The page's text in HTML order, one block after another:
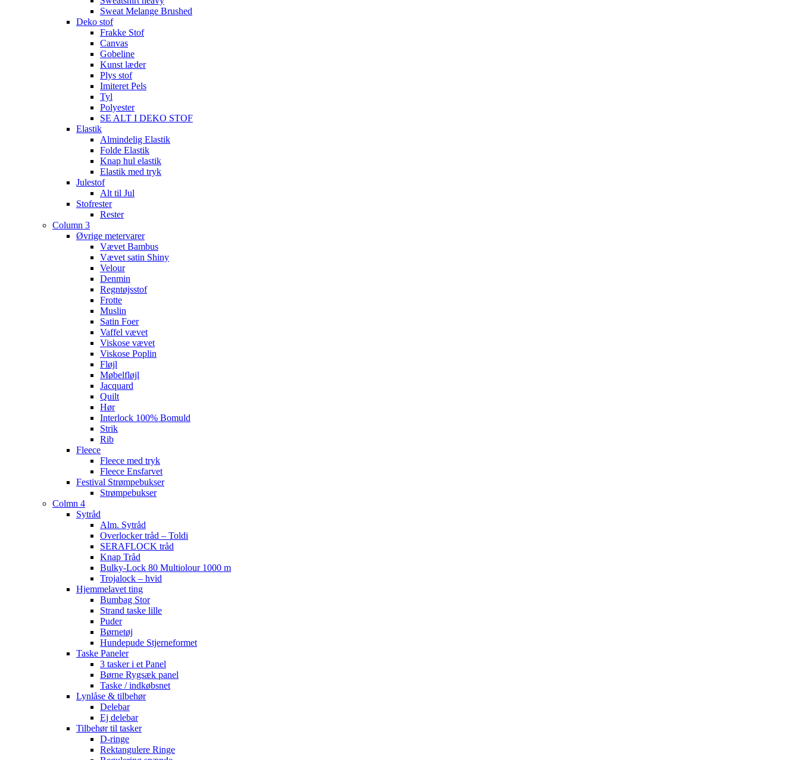
Sweat Melange Brushed
Deko stof
Frakke Stof
Canvas
Gobeline
Kunst læder
Plys stof
Imiteret Pels
Tyl
Polyester
SE ALT I DEKO STOF
Elastik
Almindelig Elastik
Folde Elastik
Knap hul elastik
Elastik med tryk
Julestof
Alt til Jul
Stofrester
Rester
Column 3
Øvrige metervarer
Vævet Bambus
Vævet satin Shiny
Velour
Denmin
Regntøjsstof
Frotte
Muslin
Satin Foer
Vaffel vævet
Viskose vævet
Viskose Poplin
Fløjl
Møbelfløjl
Jacquard
Quilt
Hør
Interlock 100% Bomuld
Strik
Rib
Fleece
Fleece med tryk
Fleece Ensfarvet
Festival Strømpebukser
Strømpebukser
Colmn 4
Sytråd
Alm. Sytråd
Overlocker tråd – Toldi
SERAFLOCK tråd
Knap Tråd
Bulky-Lock 80 Multiolour 1000 m
Trojalock – hvid
Hjemmelavet ting
Bumbag Stor
Strand taske lille
Puder
Børnetøj
Hundepude Stjerneformet
Taske Paneler
3 tasker i et Panel
Børne Rygsæk panel
Taske / indkøbsnet
Lynlåse & tilbehør
Delebar
Ej delebar
Tilbehør til tasker
D-ringe
Rektangulere Ringe